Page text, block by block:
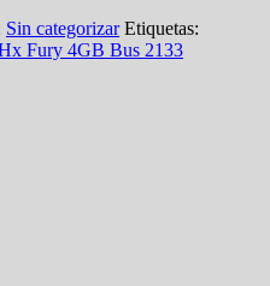
Sin categorizar Etiquetas:
Fury 4GB Bus 2133